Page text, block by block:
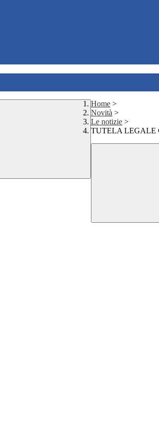
Home >
Novità >
Le notizie >
TUTELA LEGALE